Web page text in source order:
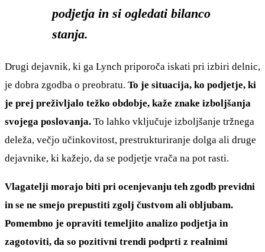
podjetja in si ogledati bilanco
stanja.
Drugi dejavnik, ki ga Lynch priporoča iskati pri izbiri delnic,
je dobra zgodba o preobratu. To je situacija, ko podjetje, ki
je prej preživljalo težko obdobje, kaže znake izboljšanja
svojega poslovanja. To lahko vključuje izboljšanje tržnega
deleža, večjo učinkovitost, prestrukturiranje dolga ali druge
dejavnike, ki kažejo, da se podjetje vrača na pot rasti.
Vlagatelji morajo biti pri ocenjevanju teh zgodb previdni
in se ne smejo prepustiti zgolj čustvom ali obljubam.
Pomembno je opraviti temeljito analizo podjetja in
zagotoviti, da so pozitivni trendi podprti z realnimi